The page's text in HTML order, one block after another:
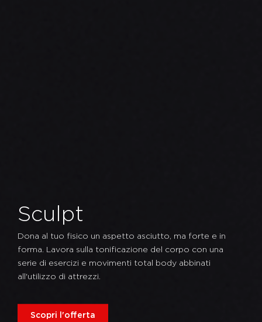
Sculpt
Dona al tuo fisico un aspetto asciutto, ma forte e in
forma. Lavora sulla tonificazione del corpo con una
serie di esercizi e movimenti total body abbinati
all'utilizzo di attrezzi.
Scopri l'offerta